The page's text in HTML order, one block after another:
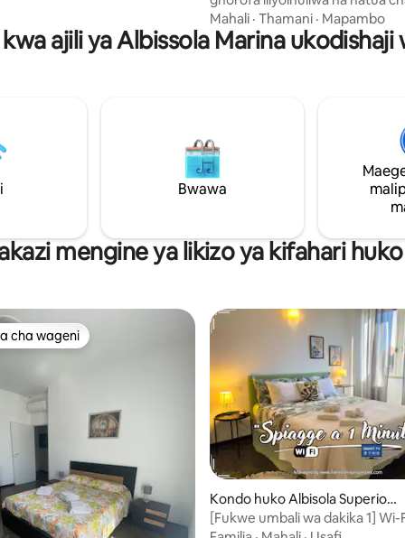
halisi kutoka kwenye bahari ya
Superiore. Likiwa na upendo
vyeupe na bluu, linakumbuka
kujitegemea. Mapumziko ya
ambapo unaweza kupumua
bahari. Tunazungumza Kiingereza na
Kifaransa
Mahali · Thamani · Mapambo
ajili ya Albissola Marina ukodishaji
Bwawa
mengine ya likizo ya kifahari
cha wageni
cha wageni
Kondo huko Albisola Superior
e
[Fukwe umbali wa dakika 1] Wi-